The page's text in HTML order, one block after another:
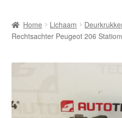
Contact
Home Lichaam
Rechtsachter Peugeot 206